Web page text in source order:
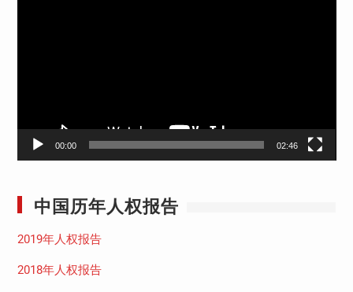
00:00 02:46
中国历年人权报告
2019年人权报告
2018年人权报告